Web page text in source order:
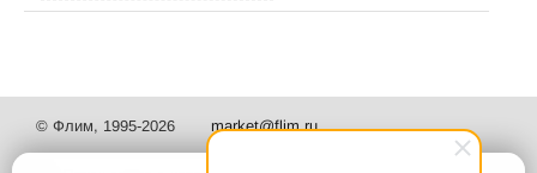
© Флим, 1995-2026 market@flim.ru